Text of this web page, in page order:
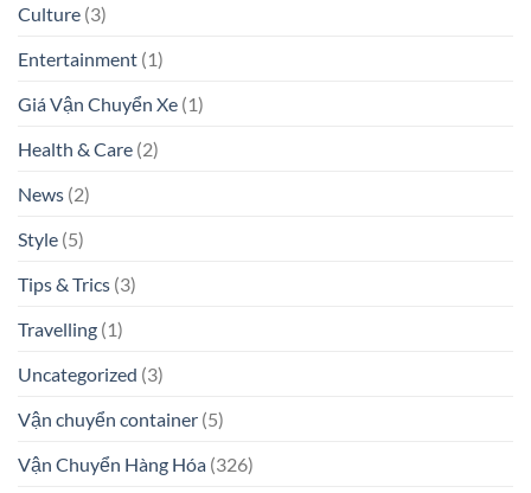
Culture (3)
Entertainment (1)
Giá Vận Chuyển Xe (1)
Health & Care (2)
News (2)
Style (5)
Tips & Trics (3)
Travelling (1)
Uncategorized (3)
Vận chuyển container (5)
Vận Chuyển Hàng Hóa (326)